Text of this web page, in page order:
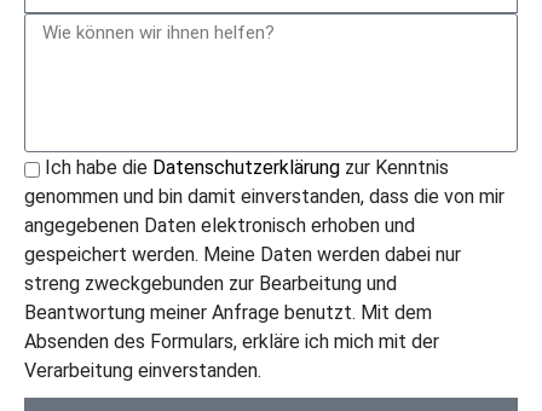
Ich habe die Datenschutzerklärung zur Kenntnis
genommen und bin damit einverstanden, dass die von mir
angegebenen Daten elektronisch erhoben und
gespeichert werden. Meine Daten werden dabei nur
streng zweckgebunden zur Bearbeitung und
Beantwortung meiner Anfrage benutzt. Mit dem
Absenden des Formulars, erkläre ich mich mit der
Verarbeitung einverstanden.